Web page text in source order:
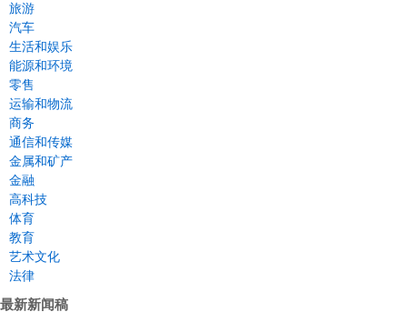
旅游
汽车
生活和娱乐
能源和环境
零售
运输和物流
商务
通信和传媒
金属和矿产
金融
高科技
体育
教育
艺术文化
法律
最新新闻稿